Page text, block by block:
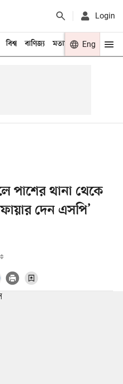
Login
বিশ্ব বাণিজ্য মতামত খেলা
Eng
পাশের থানা থেকে
দেন এসপি’